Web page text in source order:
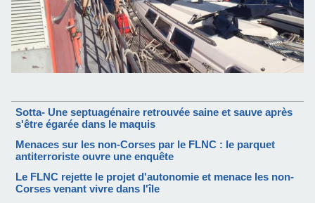
Sotta- Une septuagénaire retrouvée saine et sauve après
s'être égarée dans le maquis
Menaces sur les non-Corses par le FLNC : le parquet
antiterroriste ouvre une enquête
Le FLNC rejette le projet d'autonomie et menace les non-
Corses venant vivre dans l'île